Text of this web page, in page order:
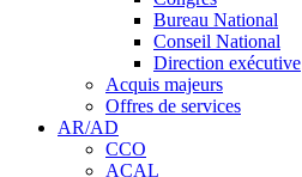
Bureau National
Conseil National
Direction exécutive
Acquis majeurs
Offres de services
AR/AD
CCO
ACAL